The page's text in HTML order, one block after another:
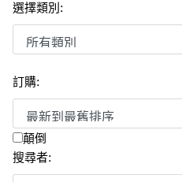
選擇類別 :
訂購:
顛倒
搜尋者: